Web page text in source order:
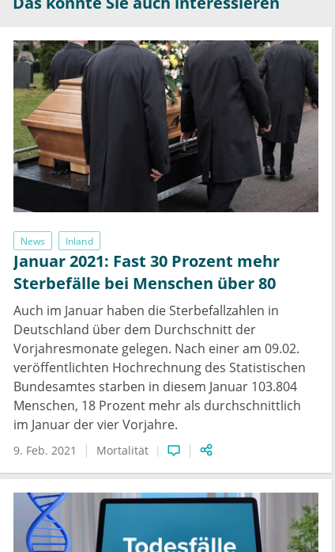
News Inland
Januar 2021: Fast 30 Prozent mehr
Sterbefälle bei Menschen über 80
Auch im Januar haben die Sterbefallzahlen in
Deutschland über dem Durchschnitt der
Vorjahresmonate gelegen. Nach einer am 09.02.
veröffentlichten Hochrechnung des Statistischen
Bundesamtes starben in diesem Januar 103.804
Menschen, 18 Prozent mehr als durchschnittlich
im Januar der vier Vorjahre.
9. Feb. 2021 Mortalität